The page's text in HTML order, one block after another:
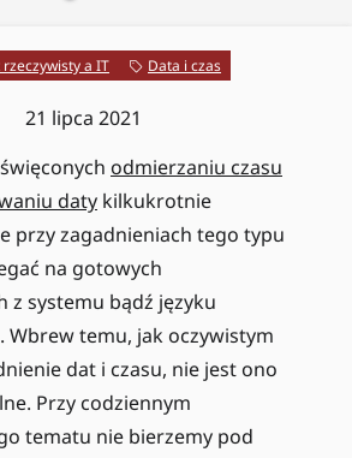
rzeczywisty a IT Data i czas
21 lipca 2021
odmierzaniu czasu
daty kilkukrotnie
przy zagadnieniach tego typu
na gotowych
z systemu bądź języku
temu, jak oczywistym
dat i czasu, nie jest ono
Przy codziennym
tematu nie bierzemy pod